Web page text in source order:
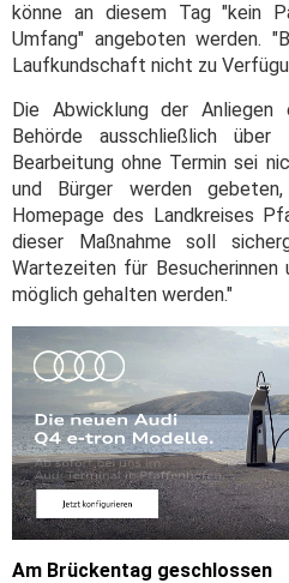
könne an diesem Tag "kein
Umfang" angeboten werden.
Laufkundschaft nicht zu
Die Abwicklung der
Behörde ausschließlich über
Bearbeitung ohne Termin sei
und Bürger werden
Homepage des Landkreises
dieser Maßnahme soll
Wartezeiten für Besucherinnen
möglich gehalten werden."
Am Brückentag geschlossen